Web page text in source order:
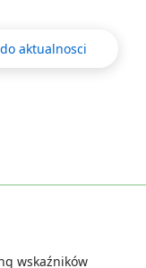
aktualnosci
wskaźników